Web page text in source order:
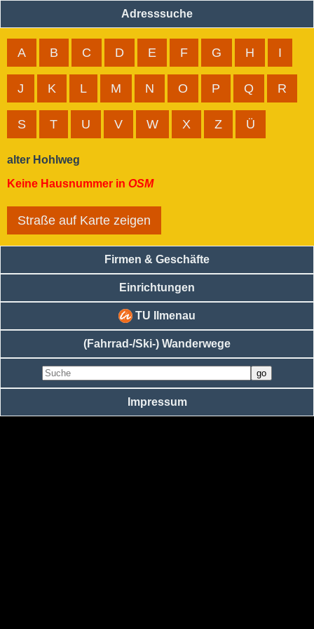
Adresssuche
A B C D E F G H I
J K L M N O P Q R
S T U V W X Z Ü
alter Hohlweg
Keine Hausnummer in OSM
Straße auf Karte zeigen
Firmen & Geschäfte
Einrichtungen
TU Ilmenau
(Fahrrad-/Ski-) Wanderwege
Impressum